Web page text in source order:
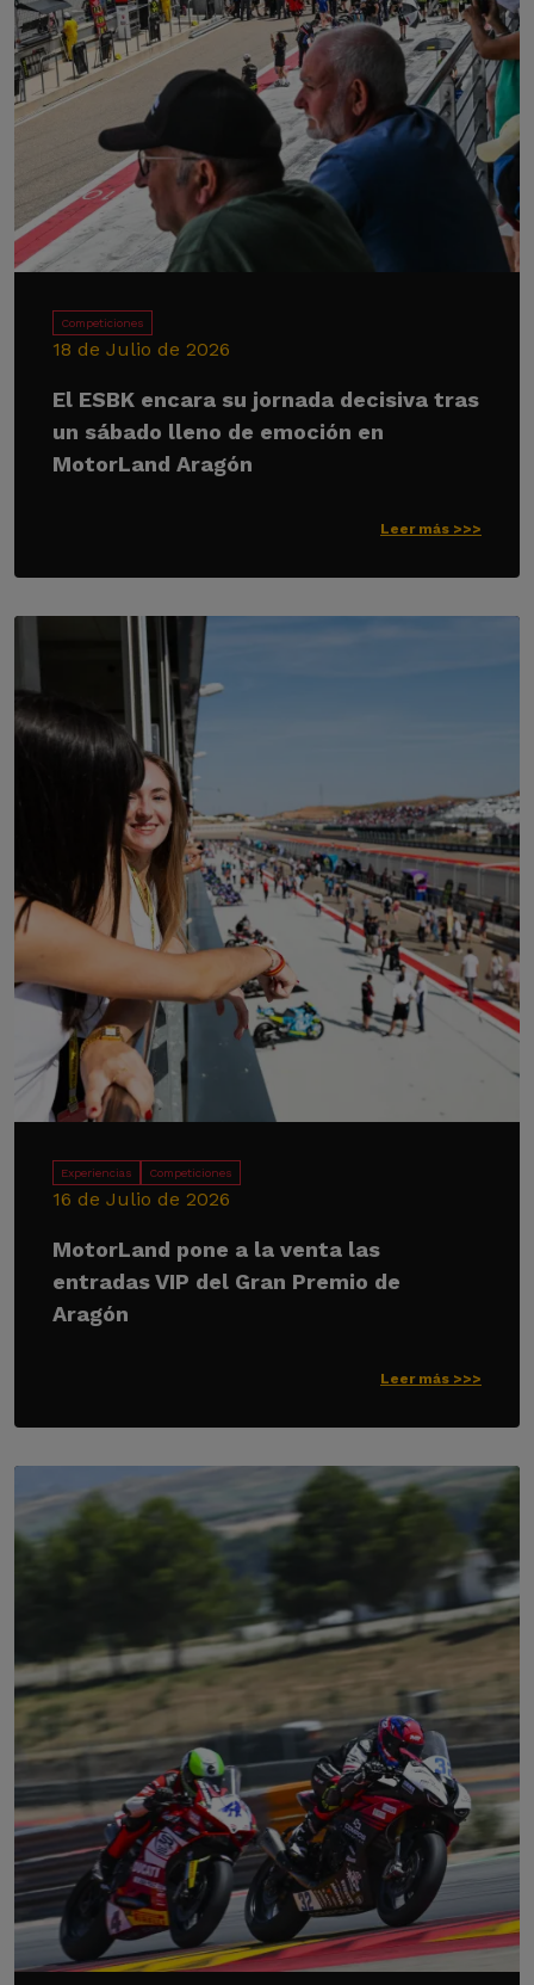
Competiciones
18 de Julio de 2026
El ESBK encara su jornada decisiva tras
un sábado lleno de emoción en
MotorLand Aragón
Leer más >>>
Experiencias Competiciones
16 de Julio de 2026
MotorLand pone a la venta las
entradas VIP del Gran Premio de
Aragón
Leer más >>>